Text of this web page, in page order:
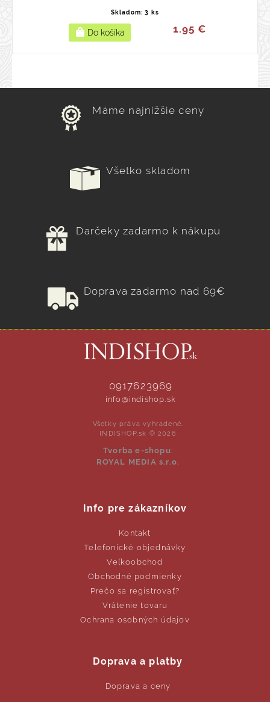
Skladom: 3 ks
1.95 €
Máme najnižšie ceny
Všetko skladom
Darčeky zadarmo k nákupu
Doprava zadarmo nad 69€
0917623969
info@indishop.sk
Všetky práva vyhradené.
INDISHOP.sk © 2026
Tvorba e-shopu:
ROYAL MEDIA s.r.o.
Info pre zákazníkov
Kontakt
Telefonické objednávky
Veľkoobchod
Obchodné podmienky
Prečo sa registrovať?
Vrátenie tovaru
Ochrana osobných údajov
Doprava a platby
Doprava a ceny